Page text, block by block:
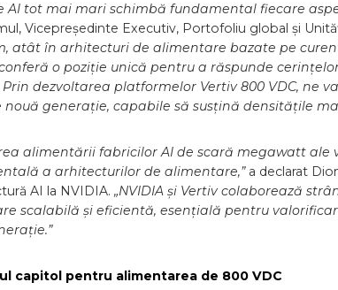
AI tot mai mari schimbă fundamental fiecare
Vicepreședinte Executiv, Portofoliu global și
atât în arhitecturi de alimentare bazate pe
conferă o poziție unică pentru a răspunde
dezvoltarea platformelor Vertiv 800 VDC, ne
nouă generație, capabile să susțină densitățile
alimentării fabricilor AI de scară megawatt ale
a arhitecturilor de alimentare,”a declarat
AI la NVIDIA. „NVIDIA și Vertiv colaborează
scalabilă și eficientă, esențială pentru
capitol pentru alimentarea de 800 VDC